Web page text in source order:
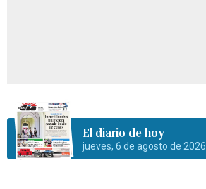
El diario de hoy
jueves, 6 de agosto de 2026